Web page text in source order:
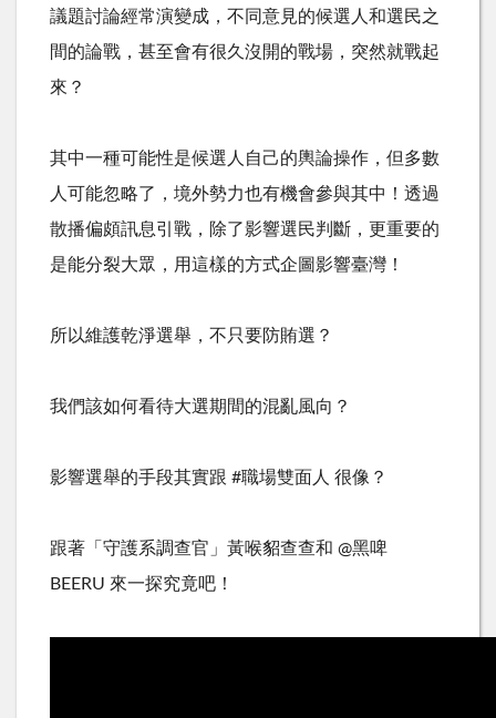
議題討論經常演變成，不同意見的候選人和選民之
間的論戰，甚至會有很久沒開的戰場，突然就戰起
來？
其中一種可能性是候選人自己的輿論操作，但多數
人可能忽略了，境外勢力也有機會參與其中！透過
散播偏頗訊息引戰，除了影響選民判斷，更重要的
是能分裂大眾，用這樣的方式企圖影響臺灣！
所以維護乾淨選舉，不只要防賄選？
我們該如何看待大選期間的混亂風向？
影響選舉的手段其實跟 #職場雙面人 很像？
跟著「守護系調查官」黃喉貂查查和 @黑啤
BEERU 來一探究竟吧！